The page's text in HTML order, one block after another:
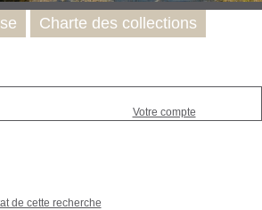
Votre compte
de cette recherche
Charte des collections